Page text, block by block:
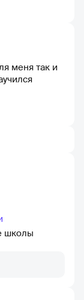
школы
меня так и